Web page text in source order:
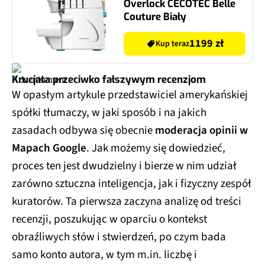
Overlock CECOTEC Belle
Couture Biały
Kup teraz1199 zł
Krucjata przeciwko fałszywym recenzjom
W opasłym artykule przedstawiciel amerykańskiej
spółki tłumaczy, w jaki sposób i na jakich
zasadach odbywa się obecniemoderacja opinii w
Mapach Google. Jak możemy się dowiedzieć,
proces ten jest dwudzielny i bierze w nim udział
zarówno sztuczna inteligencja, jak i fizyczny zespół
kuratorów. Ta pierwsza zaczyna analizę od treści
recenzji, poszukując w oparciu o kontekst
obraźliwych słów i stwierdzeń, po czym bada
samo konto autora, w tym m.in. liczbę i